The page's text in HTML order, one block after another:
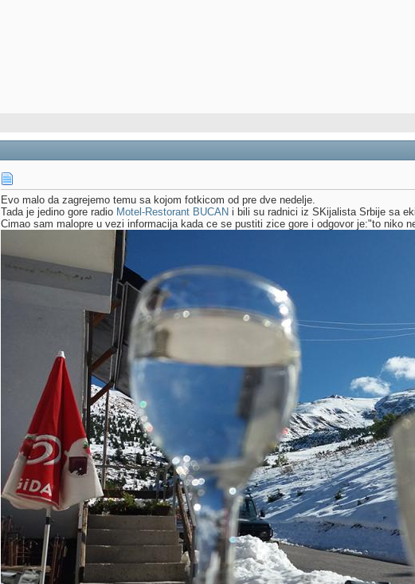
Evo malo da zagrejemo temu sa kojom fotkicom od pre dve nedelje.
Tada je jedino gore radio Motel-Restorant BUCAN i bili su radnici iz SKijalista Srbije sa
Cimao sam malopre u vezi informacija kada ce se pustiti zice gore i odgovor je:"to niko